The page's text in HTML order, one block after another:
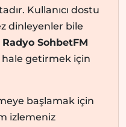
Kullanıcı dostu
dinleyenler bile
Radyo SohbetFM
getirmek için
başlamak için
izlemeniz